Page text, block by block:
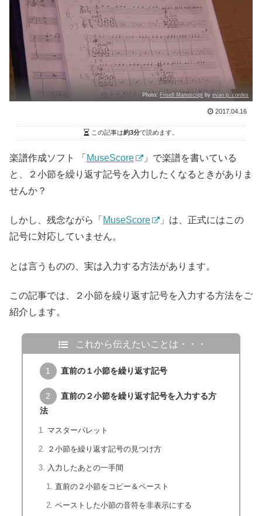
Photo: Frisell Manuscript byevan p. cordes
2017.04.16
この記事は約3分で読めます。
楽譜作成ソフト 「 MuseScore
」で楽譜を書いている
と、２小節を繰り返す記号を入力したくなるときがありま
せんか？
しかし、残念ながら「 MuseScore
」は、正式にはこの
記号に対応していません。
とは言うものの、実は入力する方法があります。
この記事では、２小節を繰り返す記号を入力する方法をご
紹介します。
これから伝えたいことは・・・
直前の１小節を繰り返す記号
直前の２小節を繰り返す記号を入力する方
法
マスターパレット
２小節を繰り返す記号の見つけ方
入力したあとの一手間
直前の２小節をコピー＆ペースト
ペーストした小節の音符を非表示にする